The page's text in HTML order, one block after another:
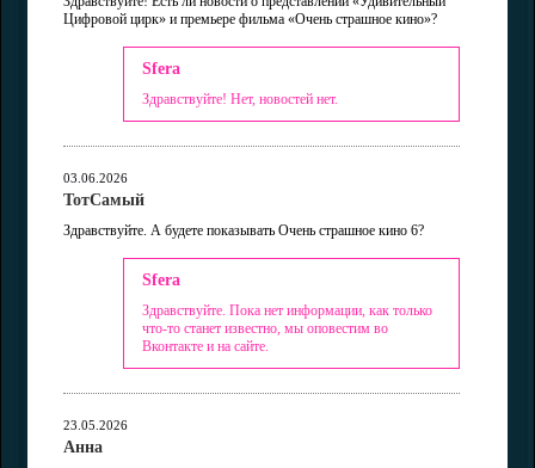
Цифровой цирк» и премьере фильма «Очень страшное кино»?
Sfera
Здравствуйте! Нет, новостей нет.
03.06.2026
ТотСамый
Здравствуйте. А будете показывать Очень страшное кино 6?
Sfera
Здравствуйте. Пока нет информации, как только
что-то станет известно, мы оповестим во
Вконтакте и на сайте.
23.05.2026
Анна